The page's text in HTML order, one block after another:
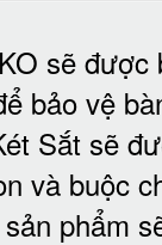
sẽ được
bảo vệ
Sắt sẽ
và buộc
phẩm